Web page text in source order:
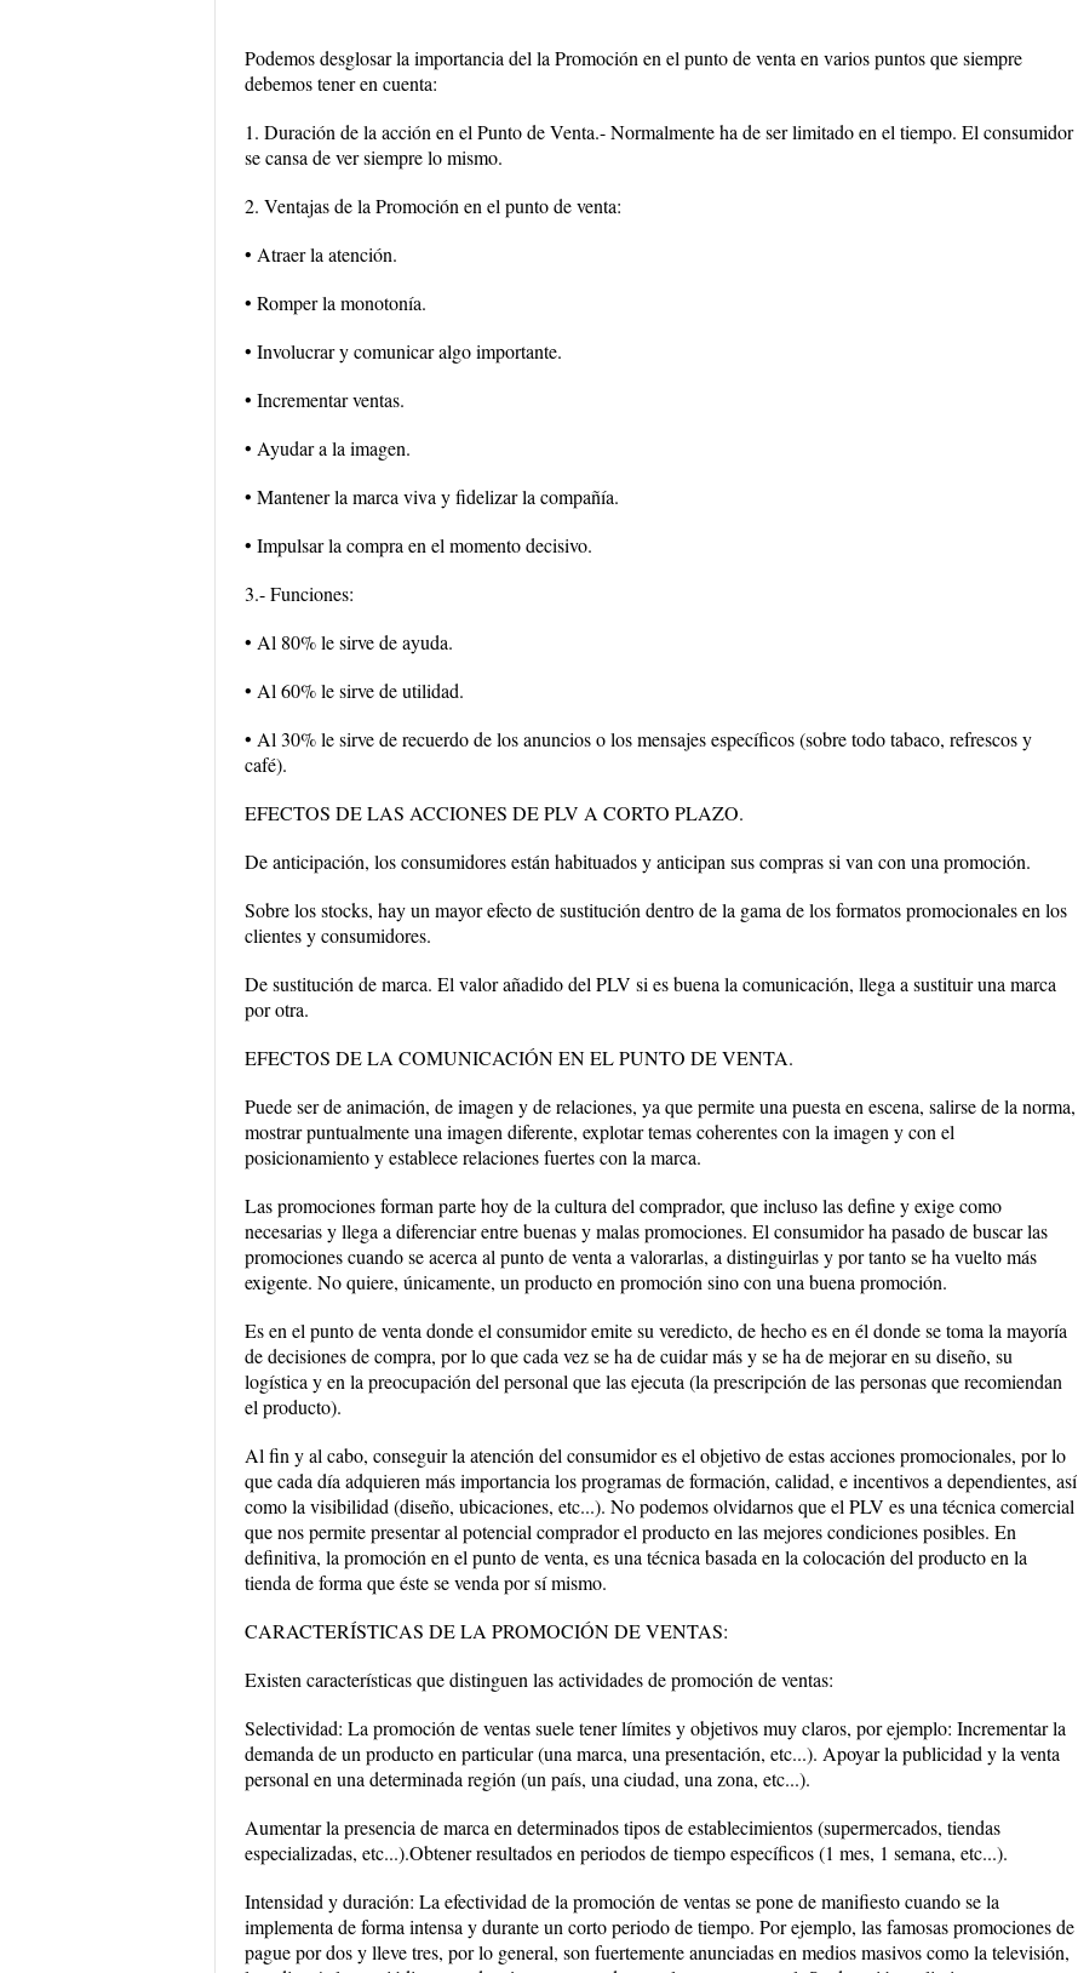
Podemos desglosar la importancia del la Promoción en el punto de venta en varios puntos que siempre
debemos tener en cuenta:
1. Duración de la acción en el Punto de Venta.- Normalmente ha de ser limitado en el tiempo. El consumidor
se cansa de ver siempre lo mismo.
2. Ventajas de la Promoción en el punto de venta:
• Atraer la atención.
• Romper la monotonía.
• Involucrar y comunicar algo importante.
• Incrementar ventas.
• Ayudar a la imagen.
• Mantener la marca viva y fidelizar la compañía.
• Impulsar la compra en el momento decisivo.
3.- Funciones:
• Al 80% le sirve de ayuda.
• Al 60% le sirve de utilidad.
• Al 30% le sirve de recuerdo de los anuncios o los mensajes específicos (sobre todo tabaco, refrescos y
café).
EFECTOS DE LAS ACCIONES DE PLV A CORTO PLAZO.
De anticipación, los consumidores están habituados y anticipan sus compras si van con una promoción.
Sobre los stocks, hay un mayor efecto de sustitución dentro de la gama de los formatos promocionales en los
clientes y consumidores.
De sustitución de marca. El valor añadido del PLV si es buena la comunicación, llega a sustituir una marca
por otra.
EFECTOS DE LA COMUNICACIÓN EN EL PUNTO DE VENTA.
Puede ser de animación, de imagen y de relaciones, ya que permite una puesta en escena, salirse de la norma,
mostrar puntualmente una imagen diferente, explotar temas coherentes con la imagen y con el
posicionamiento y establece relaciones fuertes con la marca.
Las promociones forman parte hoy de la cultura del comprador, que incluso las define y exige como
necesarias y llega a diferenciar entre buenas y malas promociones. El consumidor ha pasado de buscar las
promociones cuando se acerca al punto de venta a valorarlas, a distinguirlas y por tanto se ha vuelto más
exigente. No quiere, únicamente, un producto en promoción sino con una buena promoción.
Es en el punto de venta donde el consumidor emite su veredicto, de hecho es en él donde se toma la mayoría
de decisiones de compra, por lo que cada vez se ha de cuidar más y se ha de mejorar en su diseño, su
logística y en la preocupación del personal que las ejecuta (la prescripción de las personas que recomiendan
el producto).
Al fin y al cabo, conseguir la atención del consumidor es el objetivo de estas acciones promocionales, por lo
que cada día adquieren más importancia los programas de formación, calidad, e incentivos a dependientes, así
como la visibilidad (diseño, ubicaciones, etc...). No podemos olvidarnos que el PLV es una técnica comercial
que nos permite presentar al potencial comprador el producto en las mejores condiciones posibles. En
definitiva, la promoción en el punto de venta, es una técnica basada en la colocación del producto en la
tienda de forma que éste se venda por sí mismo.
CARACTERÍSTICAS DE LA PROMOCIÓN DE VENTAS:
Existen características que distinguen las actividades de promoción de ventas:
Selectividad: La promoción de ventas suele tener límites y objetivos muy claros, por ejemplo: Incrementar la
demanda de un producto en particular (una marca, una presentación, etc...). Apoyar la publicidad y la venta
personal en una determinada región (un país, una ciudad, una zona, etc...).
Aumentar la presencia de marca en determinados tipos de establecimientos (supermercados, tiendas
especializadas, etc...).Obtener resultados en periodos de tiempo específicos (1 mes, 1 semana, etc...).
Intensidad y duración: La efectividad de la promoción de ventas se pone de manifiesto cuando se la
implementa de forma intensa y durante un corto periodo de tiempo. Por ejemplo, las famosas promociones de
pague por dos y lleve tres, por lo general, son fuertemente anunciadas en medios masivos como la televisión,